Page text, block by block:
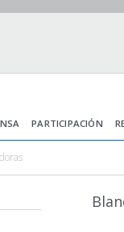
PARTICIPACIÓN